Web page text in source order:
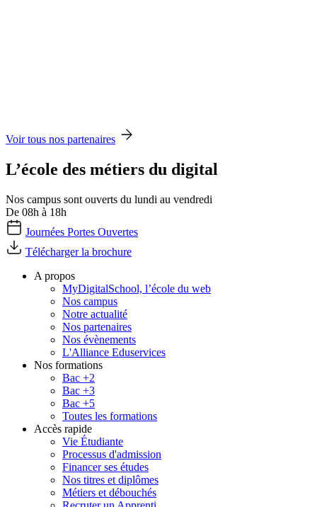
Voir tous nos partenaires
L’école des métiers du digital
Nos campus sont ouverts du lundi au vendredi
De 08h à 18h
Journées Portes Ouvertes
Télécharger la brochure
A propos
MyDigitalSchool, l’école du web
Nos campus
Notre actualité
Nos partenaires
Nos évènements
L'Alliance Eduservices
Nos formations
Bac +2
Bac +3
Bac +5
Toutes les formations
Accès rapide
Vie Étudiante
Processus d'admission
Financer ses études
Nos titres et diplômes
Métiers et débouchés